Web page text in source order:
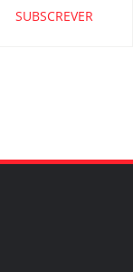
SUBSCREVER